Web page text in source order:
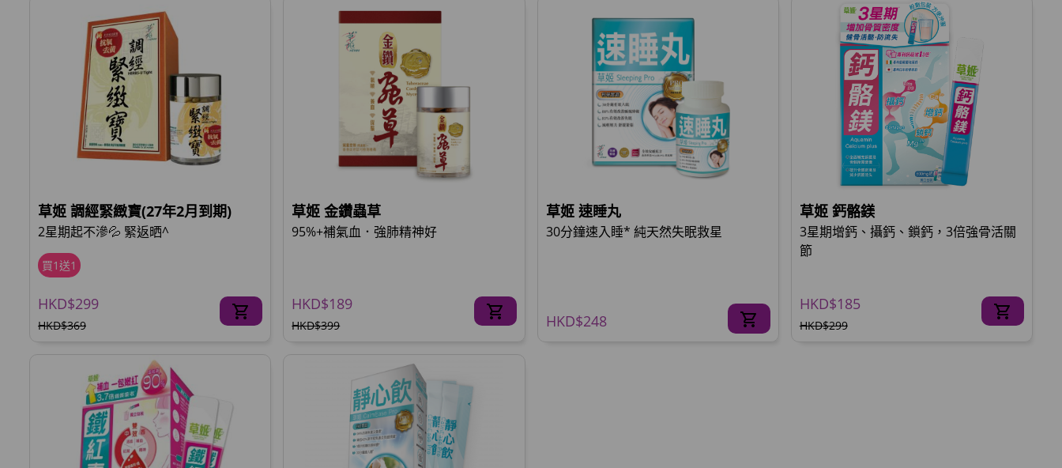
草姬 調經緊緻寶(27年2月到期)
2星期起不滲💦 緊返晒^
買1送1
HKD$299
HKD$369
草姬 金鑽蟲草
95%+補氣血．強肺精神好
HKD$189
HKD$399
草姬 速睡丸
30分鐘速入睡* 純天然失眠救星
HKD$248
草姬 鈣骼鎂
3星期增鈣、攝鈣、鎖鈣，3倍強骨活關
節
HKD$185
HKD$299